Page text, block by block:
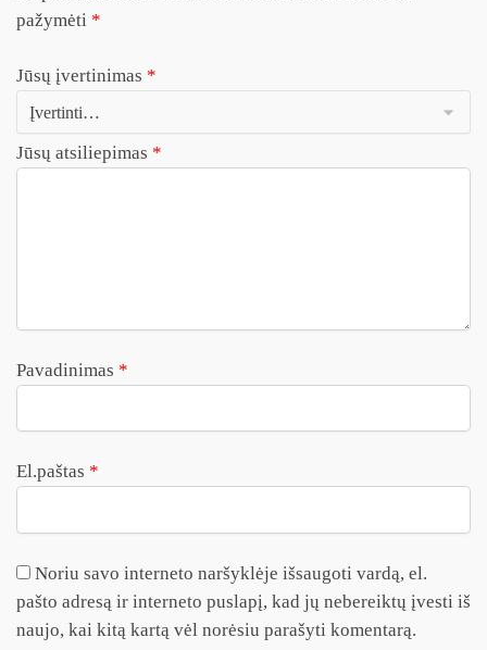
pažymėti *
Jūsų įvertinimas *
Jūsų atsiliepimas *
Pavadinimas *
El.paštas *
Noriu savo interneto naršyklėje išsaugoti vardą, el.
pašto adresą ir interneto puslapį, kad jų nebereiktų įvesti iš
naujo, kai kitą kartą vėl norėsiu parašyti komentarą.